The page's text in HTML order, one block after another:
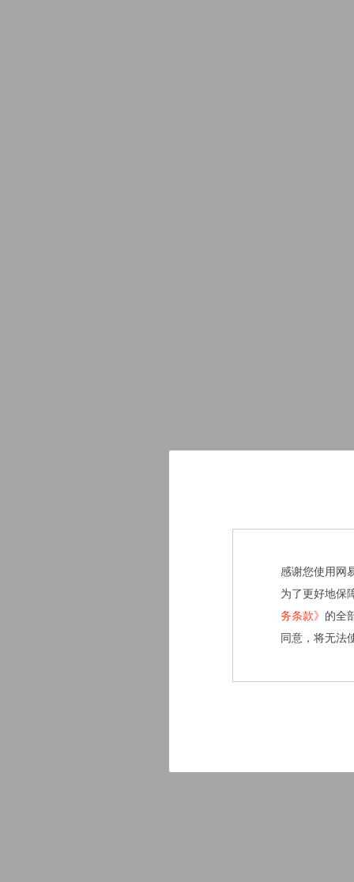
感谢您使用网
为了更好地保
务条款》 的全
同意，将无法